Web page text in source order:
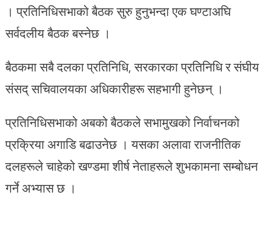
। प्रतिनिधिसभाको बैठक सुरु हुनुभन्दा एक घण्टाअघि
सर्वदलीय बैठक बस्नेछ ।
बैठकमा सबै दलका प्रतिनिधि, सरकारका प्रतिनिधि र संघीय
संसद् सचिवालयका अधिकारीहरू सहभागी हुनेछन् ।
प्रतिनिधिसभाको अबको बैठकले सभामुखको निर्वाचनको
प्रक्रिया अगाडि बढाउनेछ । यसका अलावा राजनीतिक
दलहरूले चाहेको खण्डमा शीर्ष नेताहरूले शुभकामना सम्बोधन
गर्ने अभ्यास छ ।